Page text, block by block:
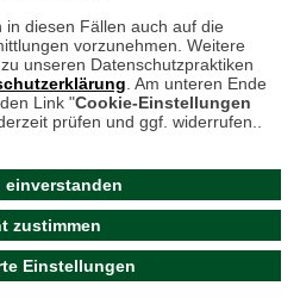
in diesen Fällen auch auf die
vorzunehmen. Weitere
unseren Datenschutzpraktiken
. Am unteren Ende
Link "Cookie-Einstellungen
prüfen und ggf. widerrufen..
einverstanden
zustimmen
Einstellungen
und Entsorgung
Hinweisgeber-Schutzgesetz
unserer Website
um 17:17
BRITISH SHOP
GmbH & Co. KG
keine Cookies!
Fall unseren Online-Shop
Ihr Browser unsere funktionalen
Besuchs auf unserer Website
können Sie entscheiden,